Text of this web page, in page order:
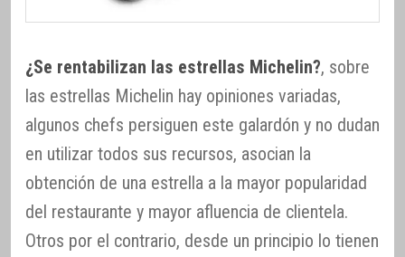
¿Se rentabilizan las estrellas Michelin?, sobre
las estrellas Michelin hay opiniones variadas,
algunos chefs persiguen este galardón y no dudan
en utilizar todos sus recursos, asocian la
obtención de una estrella a la mayor popularidad
del restaurante y mayor afluencia de clientela.
Otros por el contrario, desde un principio lo tienen